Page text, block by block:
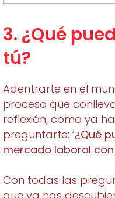
3. ¿Qué
tú?
Adentrarte en el
proceso que
reflexión, como ya
preguntarte: ‘¿Qué
mercado laboral
Con todas las